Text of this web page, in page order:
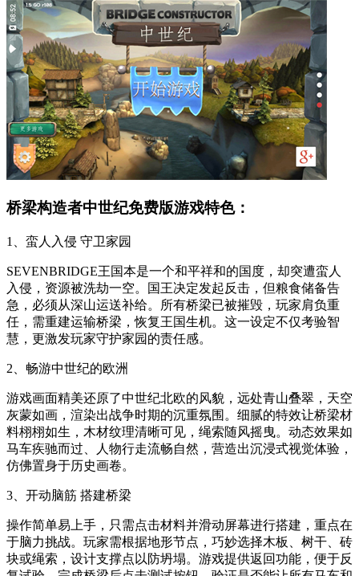
桥梁构造者中世纪免费版游戏特色：
1、蛮人入侵 守卫家园
SEVENBRIDGE王国本是一个和平祥和的国度，却突遭蛮人
入侵，资源被洗劫一空。国王决定发起反击，但粮食储备告
急，必须从深山运送补给。所有桥梁已被摧毁，玩家肩负重
任，需重建运输桥梁，恢复王国生机。这一设定不仅考验智
慧，更激发玩家守护家园的责任感。
2、畅游中世纪的欧洲
游戏画面精美还原了中世纪北欧的风貌，远处青山叠翠，天空
灰蒙如画，渲染出战争时期的沉重氛围。细腻的特效让桥梁材
料栩栩如生，木材纹理清晰可见，绳索随风摇曳。动态效果如
马车疾驰而过、人物行走流畅自然，营造出沉浸式视觉体验，
仿佛置身于历史画卷。
3、开动脑筋 搭建桥梁
操作简单易上手，只需点击材料并滑动屏幕进行搭建，重点在
于脑力挑战。玩家需根据地形节点，巧妙选择木板、树干、砖
块或绳索，设计支撑点以防坍塌。游戏提供返回功能，便于反